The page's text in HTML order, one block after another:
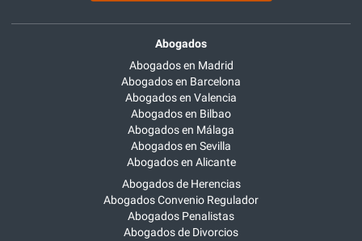
Abogados
Abogados en Madrid
Abogados en Barcelona
Abogados en Valencia
Abogados en Bilbao
Abogados en Málaga
Abogados en Sevilla
Abogados en Alicante
Abogados de Herencias
Abogados Convenio Regulador
Abogados Penalistas
Abogados de Divorcios